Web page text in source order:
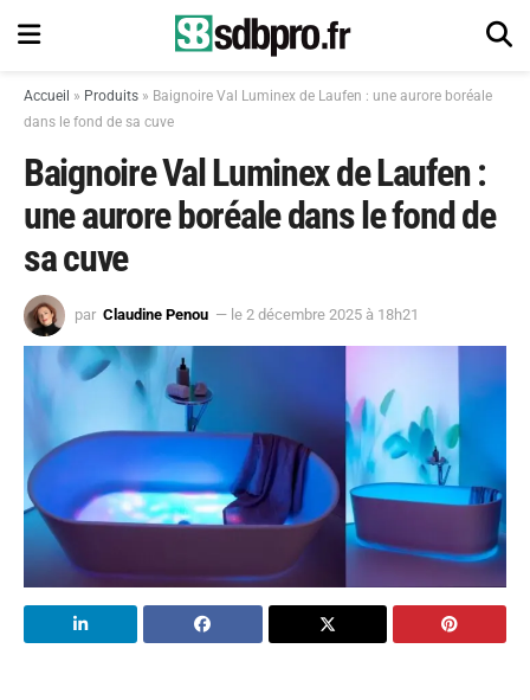
Accueil » Produits » Baignoire Val Luminex de Laufen : une aurore boréale
dans le fond de sa cuve
Baignoire Val Luminex de Laufen :
une aurore boréale dans le fond de
sa cuve
par Claudine Penou — le 2 décembre 2025 à 18h21